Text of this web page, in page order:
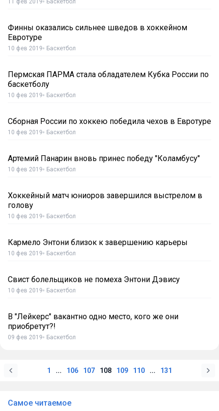
11 фев 2019 Баскетбол
Финны оказались сильнее шведов в хоккейном
Евротуре
10 фев 2019 Баскетбол
Пермская ПАРМА стала обладателем Кубка России по
баскетболу
10 фев 2019 Баскетбол
Сборная России по хоккею победила чехов в Евротуре
10 фев 2019 Баскетбол
Артемий Панарин вновь принес победу "Коламбусу"
10 фев 2019 Баскетбол
Хоккейный матч юниоров завершился выстрелом в
голову
10 фев 2019 Баскетбол
Кармело Энтони близок к завершению карьеры
10 фев 2019 Баскетбол
Свист болельщиков не помеха Энтони Дэвису
10 фев 2019 Баскетбол
В "Лейкерс" вакантно одно место, кого же они
приобретут?!
09 фев 2019 Баскетбол
1 ... 106 107 108 109 110 ... 131
Самое читаемое